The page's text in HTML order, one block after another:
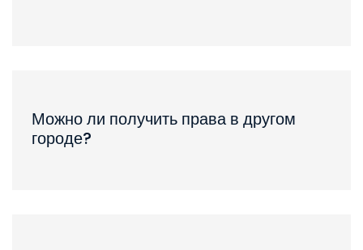
Можно ли получить права в другом
городе?